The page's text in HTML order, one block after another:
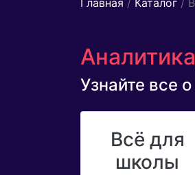
Главная / Каталог /
Узнайте все
Всё для
школы